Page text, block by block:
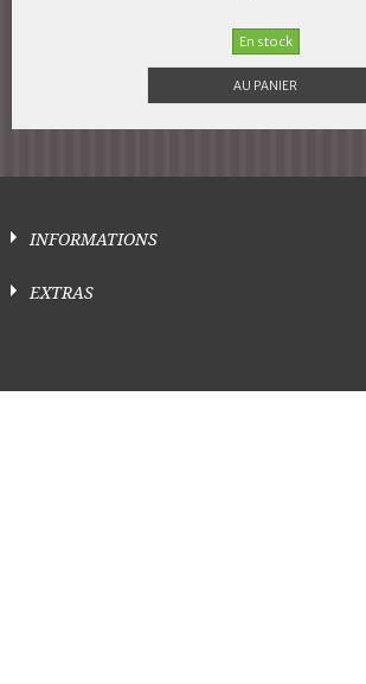
En stock
AU PANIER
INFORMATIONS
EXTRAS